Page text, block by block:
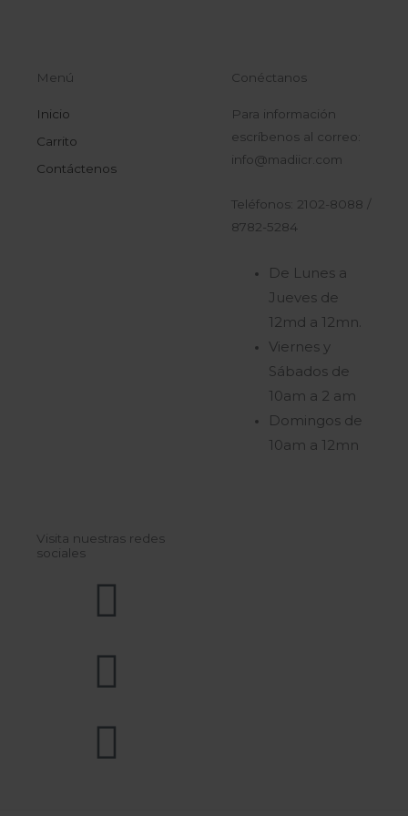
Menú
Inicio
Carrito
Contáctenos
Conéctanos
Para información
escríbenos al correo:
info@madiicr.com
Teléfonos: 2102-8088 /
8782-5284
De Lunes a
Jueves de
12md a 12mn.
Viernes y
Sábados de
10am a 2 am
Domingos de
10am a 12mn
Visita nuestras redes
sociales